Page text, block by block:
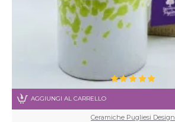
Ceramiche Pugliesi Design
AGGIUNGI AL CARRELLO